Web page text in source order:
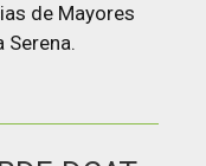
de Mayores
Serena.